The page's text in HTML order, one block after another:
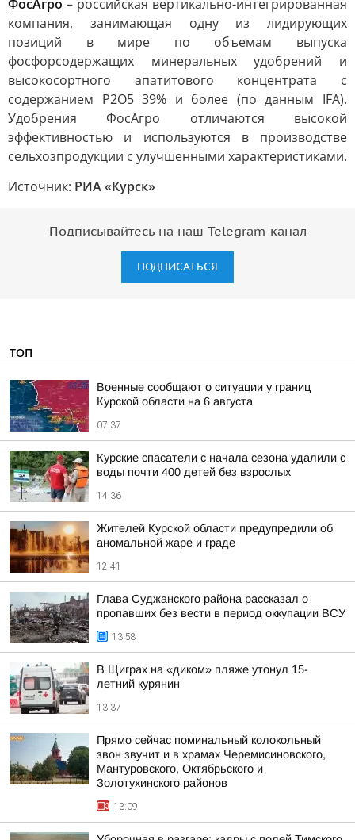
ФосАгро – российская вертикально-интегрированная
компания, занимающая одну из лидирующих
позиций в мире по объемам выпуска
фосфорсодержащих минеральных удобрений и
высокосортного апатитового концентрата с
содержанием P2O5 39% и более (по данным IFA).
Удобрения ФосАгро отличаются высокой
эффективностью и используются в производстве
сельхозпродукции с улучшенными характеристиками.
Источник: РИА «Курск»
Подписывайтесь на наш Telegram-канал
ПОДПИСАТЬСЯ
ТОП
Военные сообщают о ситуации у границ
Курской области на 6 августа
07:37
Курские спасатели с начала сезона удалили с
воды почти 400 детей без взрослых
14:36
Жителей Курской области предупредили об
аномальной жаре и граде
12:41
Глава Суджанского района рассказал о
пропавших без вести в период оккупации ВСУ
13:58
В Щиграх на «диком» пляже утонул 15-
летний курянин
13:37
Прямо сейчас поминальный колокольный
звон звучит и в храмах Черемисиновского,
Мантуровского, Октябрьского и
Золотухинского районов
13:09